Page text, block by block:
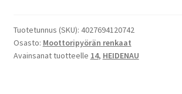
-
14
43J
Tuotetunnus (SKU): 4027694120742
Osasto: Moottoripyörän renkaat
Avainsanat tuotteelle 14, HEIDENAU